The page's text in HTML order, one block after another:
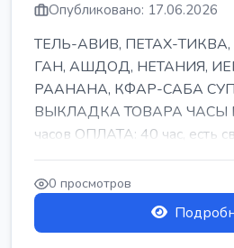
Опубликовано: 17.06.2026
ТЕЛЬ-АВИВ, ПЕТАХ-
ГАН, АШДОД, НЕТАНИЯ,
РААНАНА, КФАР-САБА
ВЫКЛАДКА ТОВАРА ЧАСЫ
часов ОПЛАТА: 40 час, есть
ПИТАНИЕ ЕСТЬ Для синих
0 просмотров